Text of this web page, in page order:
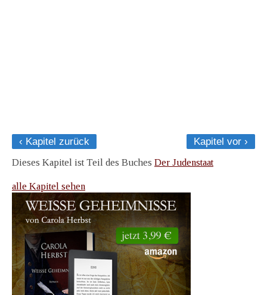
‹ Kapitel zurück
Kapitel vor ›
Dieses Kapitel ist Teil des Buches Der Judenstaat
alle Kapitel sehen